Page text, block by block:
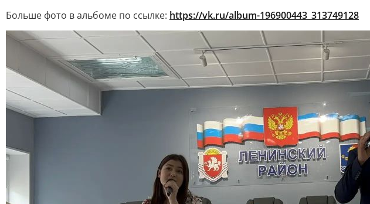
Больше фото в альбоме по ссылке: https://vk.ru/album-196900443_313749128